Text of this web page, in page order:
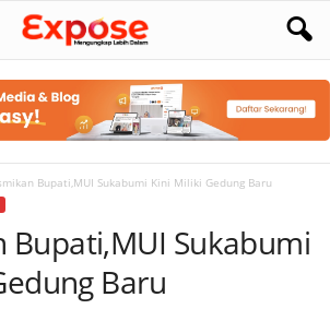
Bupati,MUI Sukabumi Kini Miliki Gedung Baru
Bupati,MUI Sukabumi
Baru